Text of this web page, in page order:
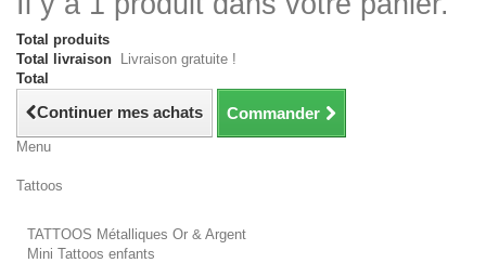
Total produits
Total livraison
Livraison gratuite !
Total
Continuer mes achats Commander
Menu
Tattoos
TATTOOS Métalliques Or & Argent
Mini Tattoos enfants